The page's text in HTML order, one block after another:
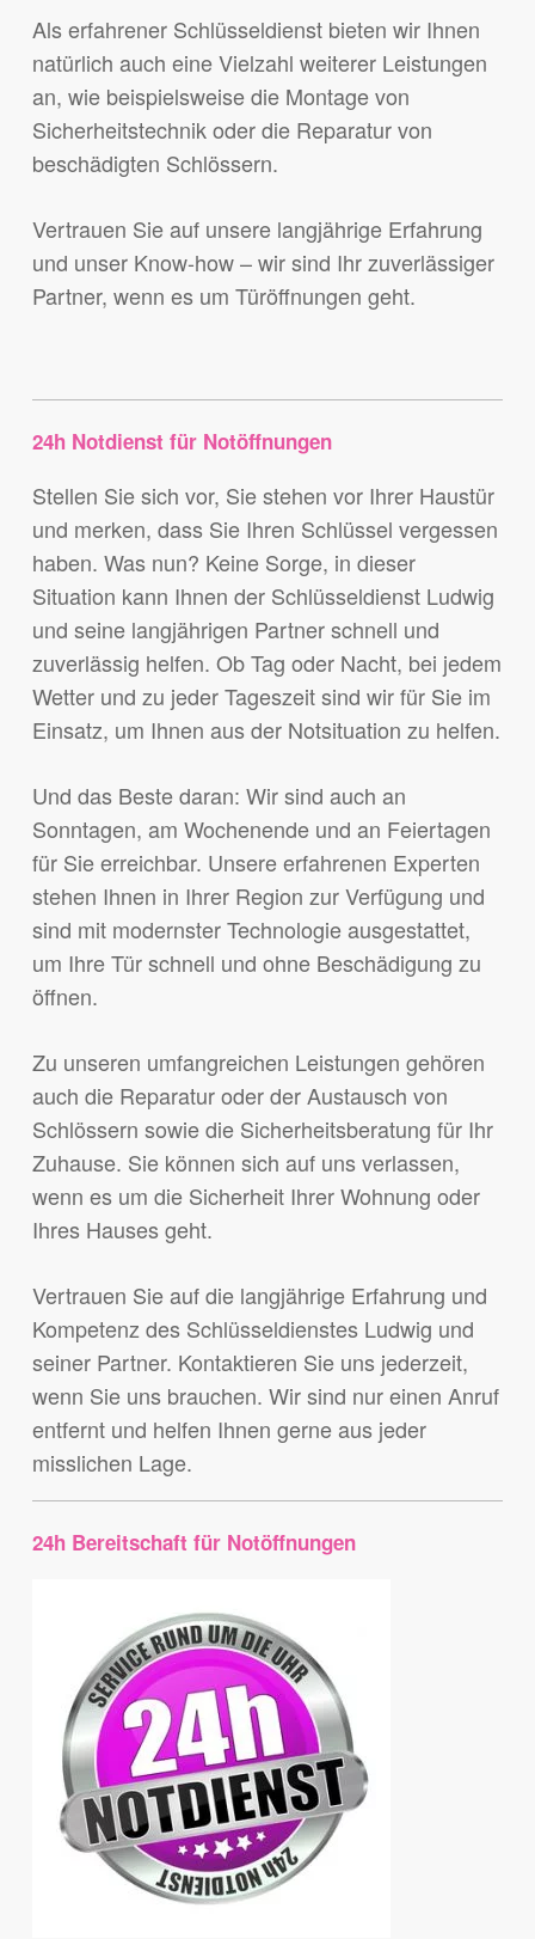
Als erfahrener Schlüsseldienst bieten wir Ihnen
natürlich auch eine Vielzahl weiterer Leistungen
an, wie beispielsweise die Montage von
Sicherheitstechnik oder die Reparatur von
beschädigten Schlössern.
Vertrauen Sie auf unsere langjährige Erfahrung
und unser Know-how – wir sind Ihr zuverlässiger
Partner, wenn es um Türöffnungen geht.
24h Notdienst für Notöffnungen
Stellen Sie sich vor, Sie stehen vor Ihrer Haustür
und merken, dass Sie Ihren Schlüssel vergessen
haben. Was nun? Keine Sorge, in dieser
Situation kann Ihnen der Schlüsseldienst Ludwig
und seine langjährigen Partner schnell und
zuverlässig helfen. Ob Tag oder Nacht, bei jedem
Wetter und zu jeder Tageszeit sind wir für Sie im
Einsatz, um Ihnen aus der Notsituation zu helfen.
Und das Beste daran: Wir sind auch an
Sonntagen, am Wochenende und an Feiertagen
für Sie erreichbar. Unsere erfahrenen Experten
stehen Ihnen in Ihrer Region zur Verfügung und
sind mit modernster Technologie ausgestattet,
um Ihre Tür schnell und ohne Beschädigung zu
öffnen.
Zu unseren umfangreichen Leistungen gehören
auch die Reparatur oder der Austausch von
Schlössern sowie die Sicherheitsberatung für Ihr
Zuhause. Sie können sich auf uns verlassen,
wenn es um die Sicherheit Ihrer Wohnung oder
Ihres Hauses geht.
Vertrauen Sie auf die langjährige Erfahrung und
Kompetenz des Schlüsseldienstes Ludwig und
seiner Partner. Kontaktieren Sie uns jederzeit,
wenn Sie uns brauchen. Wir sind nur einen Anruf
entfernt und helfen Ihnen gerne aus jeder
misslichen Lage.
24h Bereitschaft für Notöffnungen